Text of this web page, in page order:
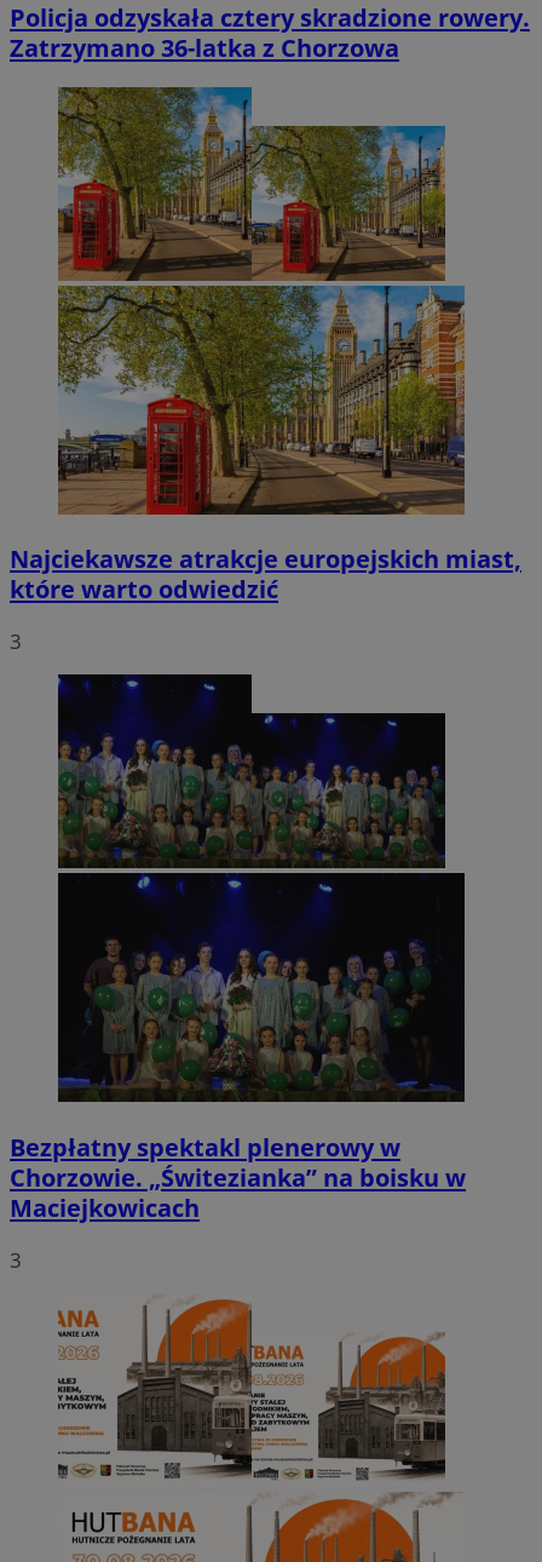
Policja odzyskała cztery skradzione rowery.
Zatrzymano 36-latka z Chorzowa
Najciekawsze atrakcje europejskich miast,
które warto odwiedzić
3
Bezpłatny spektakl plenerowy w
Chorzowie. „Świtezianka” na boisku w
Maciejkowicach
3